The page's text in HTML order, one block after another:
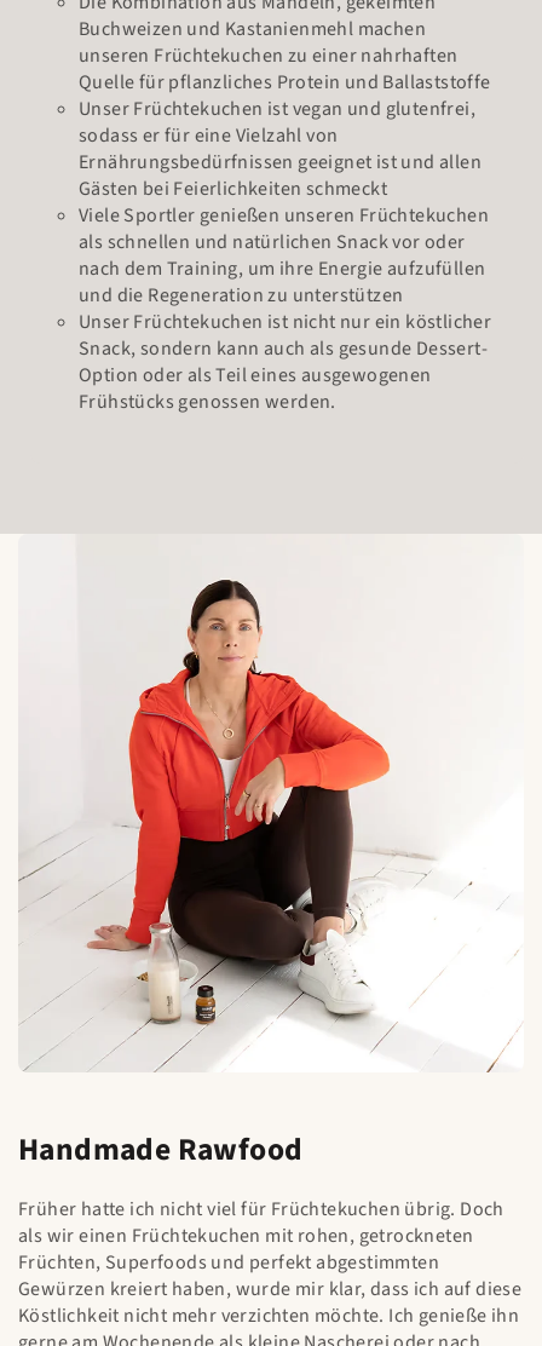
Buchweizen und Kastanienmehl machen
unseren Früchtekuchen zu einer nahrhaften
Quelle für pflanzliches Protein und Ballaststoffe
Unser Früchtekuchen ist vegan und glutenfrei,
sodass er für eine Vielzahl von
Ernährungsbedürfnissen geeignet ist und allen
Gästen bei Feierlichkeiten schmeckt
Viele Sportler genießen unseren Früchtekuchen
als schnellen und natürlichen Snack vor oder
nach dem Training, um ihre Energie aufzufüllen
und die Regeneration zu unterstützen
Unser Früchtekuchen ist nicht nur ein köstlicher
Snack, sondern kann auch als gesunde Dessert-
Option oder als Teil eines ausgewogenen
Frühstücks genossen werden.
Handmade Rawfood
Früher hatte ich nicht viel für Früchtekuchen übrig. Doch
als wir einen Früchtekuchen mit rohen, getrockneten
Früchten, Superfoods und perfekt abgestimmten
Gewürzen kreiert haben, wurde mir klar, dass ich auf diese
Köstlichkeit nicht mehr verzichten möchte. Ich genieße ihn